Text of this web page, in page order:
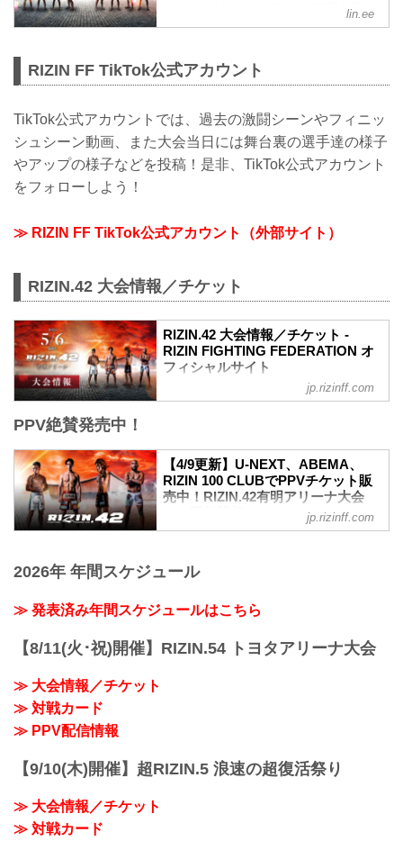
せ、その他はタイムラインで情報を発信
しているぞ！是非、LINE公式アカウント
lin.ee
RIZIN FF TikTok公式アカウント
TikTok公式アカウントでは、過去の激闘シーンやフィニッ
シュシーン動画、また大会当日には舞台裏の選手達の様子
やアップの様子などを投稿！是非、TikTok公式アカウント
をフォローしよう！
≫ RIZIN FF TikTok公式アカウント（外部サイト）
RIZIN.42 大会情報／チケット
RIZIN.42 大会情報／チケット -
RIZIN FIGHTING FEDERATION オ
フィシャルサイト
開催日時
2023年5月6日（土）12:30開場（予定） /
14:00開始（予定）
※開場・開始時間は予定です。決定次第
RIZIN FFオフィシャルサイトにてご案内
19:00〜20:00頃
予定時間が前後することがありますので
会場
jp.rizinff.com
PPV絶賛発売中！
【4/9更新】U-NEXT、ABEMA、
RIZIN 100 CLUBでPPVチケット販
売中！RIZIN.42有明アリーナ大会
PPV配信情報 - RIZIN FIGHTING
FEDERATION オフィシャルサイト
4/9（日）更新
トの販売がスタート！
スカパー！は4/11（火）12:00〜販売開始
5月6日（土）有明アリーナにて開催され
るRIZIN.42のPPV配信チケットがU-
PPV配信スケジュール一覧
配信日時 料金 配信媒体 アーカイブ
jp.rizinff.com
2026年 年間スケジュール
≫ 発表済み年間スケジュールはこちら
【8/11(火･祝)開催】RIZIN.54 トヨタアリーナ大会
≫ 大会情報／チケット
≫ 対戦カード
≫ PPV配信情報
【9/10(木)開催】超RIZIN.5 浪速の超復活祭り
≫ 大会情報／チケット
≫ 対戦カード